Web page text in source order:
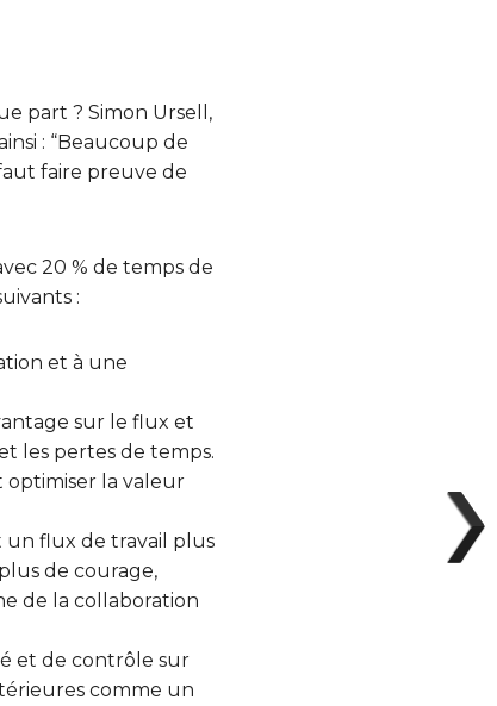
part ? Simon Ursell,
: “Beaucoup de
faire preuve de
20 % de temps de
:
et à une
sur le flux et
les pertes de temps.
optimiser la valeur
un flux de travail plus
de courage,
de la collaboration
et de contrôle sur
comme un